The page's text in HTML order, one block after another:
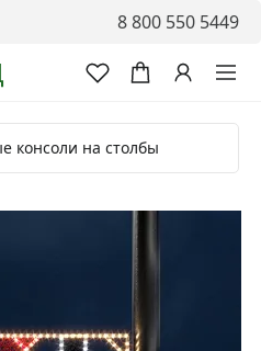
8 800 550 5449
консоли на столбы